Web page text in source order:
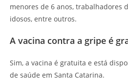
menores de 6 anos, trabalhadores
idosos, entre outros.
A vacina contra a gripe é
Sim, a vacina é gratuita e está
de saúde em Santa Catarina.